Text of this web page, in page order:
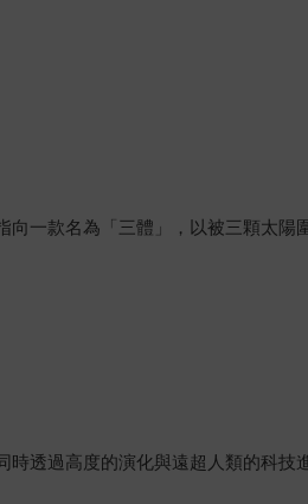
一款名為「三體」，以被三顆太
過高度的演化與遠超人類的科技